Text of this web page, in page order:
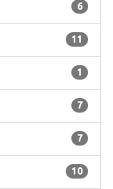
6
11
1
7
7
10